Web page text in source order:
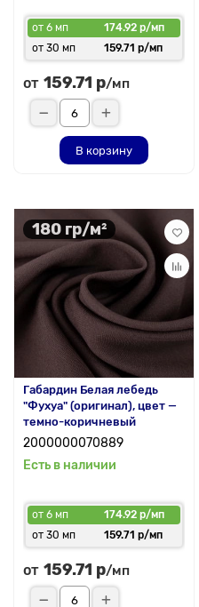
от 6 мп
174.92 р/мп
от 30 мп
159.71 р/мп
от 159.71 р/мп
В корзину
180 гр/м²
Габардин Белая лебедь
"Фухуа" (оригинал), цвет —
темно-коричневый
2000000070889
Есть в наличии
от 6 мп
174.92 р/мп
от 30 мп
159.71 р/мп
от 159.71 р/мп